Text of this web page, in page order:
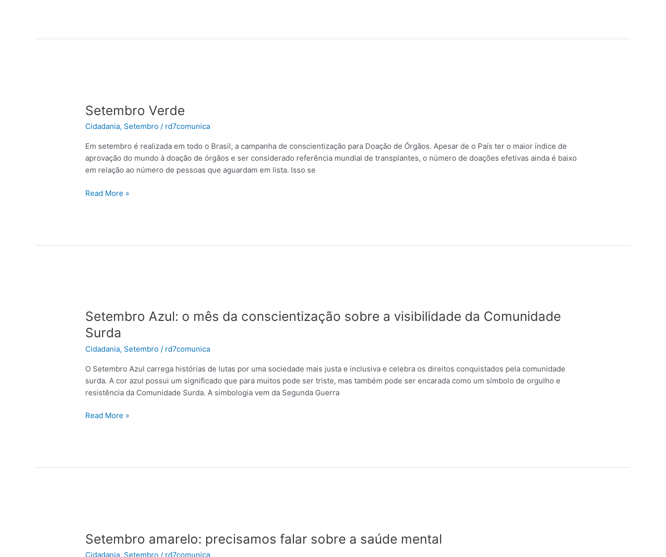
Setembro Verde
Cidadania, Setembro / rd7comunica
Em setembro é realizada em todo o Brasil, a campanha de conscientização para Doação de Órgãos. Apesar de o País ter o maior índice de
aprovação do mundo à doação de órgãos e ser considerado referência mundial de transplantes, o número de doações efetivas ainda é baixo
em relação ao número de pessoas que aguardam em lista. Isso se
Read More »
Setembro Azul: o mês da conscientização sobre a visibilidade da Comunidade
Surda
Cidadania, Setembro / rd7comunica
O Setembro Azul carrega histórias de lutas por uma sociedade mais justa e inclusiva e celebra os direitos conquistados pela comunidade
surda. A cor azul possui um significado que para muitos pode ser triste, mas também pode ser encarada como um símbolo de orgulho e
resistência da Comunidade Surda. A simbologia vem da Segunda Guerra
o
mês
da
conscientização
a
visibilidade
da
Surda
Read More »
Setembro amarelo: precisamos falar sobre a saúde mental
Cidadania, Setembro / rd7comunica
precisamos